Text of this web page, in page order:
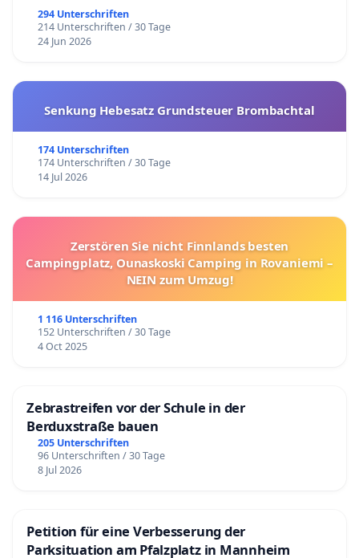
294 Unterschriften
214 Unterschriften / 30 Tage
24 Jun 2026
Senkung Hebesatz Grundsteuer Brombachtal
174 Unterschriften
174 Unterschriften / 30 Tage
14 Jul 2026
Zerstören Sie nicht Finnlands besten
Campingplatz, Ounaskoski Camping in Rovaniemi –
NEIN zum Umzug!
1 116 Unterschriften
152 Unterschriften / 30 Tage
4 Oct 2025
Zebrastreifen vor der Schule in der
Berduxstraße bauen
205 Unterschriften
96 Unterschriften / 30 Tage
8 Jul 2026
Petition für eine Verbesserung der
Parksituation am Pfalzplatz in Mannheim